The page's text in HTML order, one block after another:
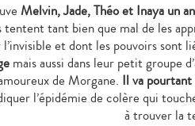
Melvin, Jade, Théo et Inaya un
tentent tant bien que mal de les
et dont les pouvoirs sont
mais aussi dans leur petit groupe
de Morgane. Il va
l’épidémie de colère qui
à trouver la